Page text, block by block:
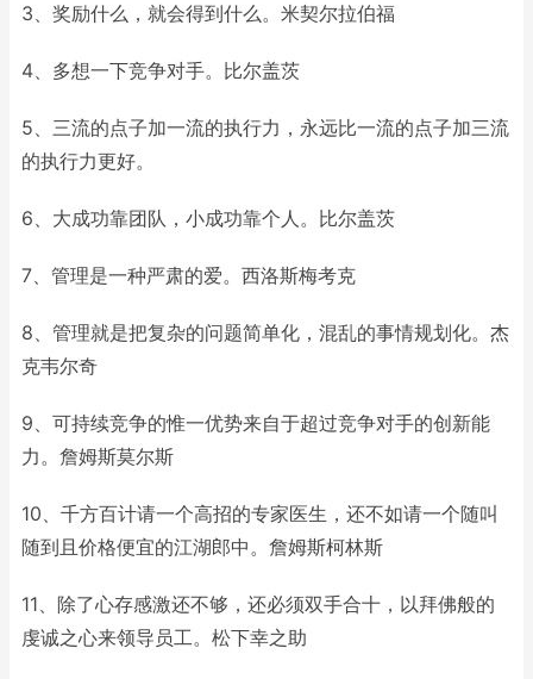
3、奖励什么，就会得到什么。米契尔拉伯福
4、多想一下竞争对手。比尔盖茨
5、三流的点子加一流的执行力，永远比一流的点子加三流
的执行力更好。
6、大成功靠团队，小成功靠个人。比尔盖茨
7、管理是一种严肃的爱。西洛斯梅考克
8、管理就是把复杂的问题简单化，混乱的事情规划化。杰
克韦尔奇
9、可持续竞争的惟一优势来自于超过竞争对手的创新能
力。詹姆斯莫尔斯
10、千方百计请一个高招的专家医生，还不如请一个随叫
随到且价格便宜的江湖郎中。詹姆斯柯林斯
11、除了心存感激还不够，还必须双手合十，以拜佛般的
虔诚之心来领导员工。松下幸之助